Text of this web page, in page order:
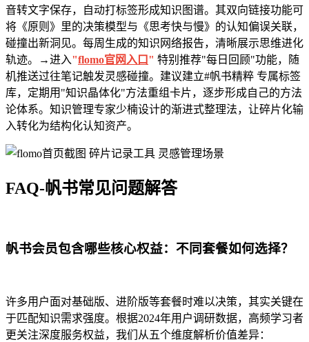
音转文字保存，自动打标签形成知识图谱。其双向链接功能可
将《原则》里的决策模型与《思考快与慢》的认知偏误关联，
碰撞出新洞见。每周生成的知识网络报告，清晰展示思维进化
轨迹。→进入"flomo官网入口 " 特别推荐"每日回顾"功能，随
机推送过往笔记触发灵感碰撞。建议建立#帆书精粹 专属标签
库，定期用"知识晶体化"方法重组卡片，逐步形成自己的方法
论体系。知识管理专家少楠设计的渐进式整理法，让碎片化输
入转化为结构化认知资产。
FAQ-帆书常见问题解答
帆书会员包含哪些核心权益：不同套餐如何选择？
许多用户面对基础版、进阶版等套餐时难以决策，其实关键在
于匹配知识需求强度。根据2024年用户调研数据，高频学习者
更关注深度服务权益，我们从五个维度解析价值差异：